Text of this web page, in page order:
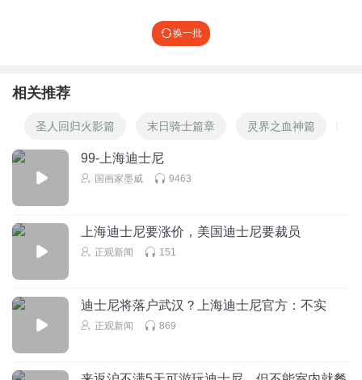
换一批
相关推荐
圣人回归火影篇 末日骑士篇章 灵界之血神篇
99-上海迪士尼
国画家墨威 9463
上海迪士尼要涨价，美国迪士尼要裁员
正观新闻 151
迪士尼将落户武汉？上海迪士尼官方：不实
正观新闻 869